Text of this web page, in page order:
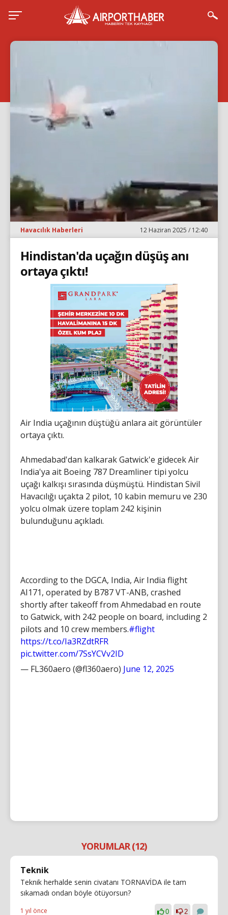
Havacılık Haberleri 12 Haziran 2025 / 12:40
Hindistan'da uçağın düşüş anı
ortaya çıktı!
Air India uçağının düştüğü anlara ait görüntüler
ortaya çıktı.
Ahmedabad'dan kalkarak Gatwick'e gidecek Air
India'ya ait Boeing 787 Dreamliner tipi yolcu
uçağı kalkışı sırasında düşmüştü. Hindistan Sivil
Havacılığı uçakta 2 pilot, 10 kabin memuru ve 230
yolcu olmak üzere toplam 242 kişinin
bulunduğunu açıkladı.
According to the DGCA, India, Air India flight
AI171, operated by B787 VT-ANB, crashed
shortly after takeoff from Ahmedabad en route
to Gatwick, with 242 people on board, including 2
pilots and 10 crew members.#flight
https://t.co/Ia3RZdtRFR
pic.twitter.com/7SsYCVv2ID
— FL360aero (@fl360aero) June 12, 2025
YORUMLAR (12)
Teknik
Teknik herhalde senin civatanı TORNAVİDA ile tam
sıkamadı ondan böyle ötüyorsun?
1 yıl önce 0 2